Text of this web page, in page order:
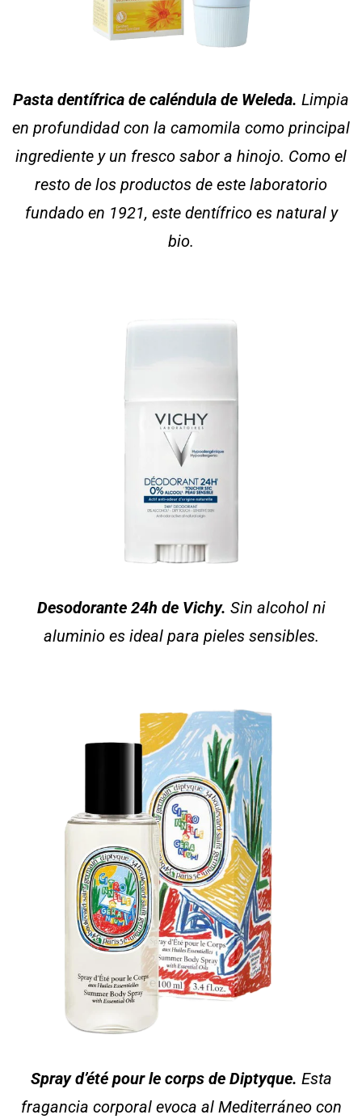
Pasta dentífrica de caléndula de Weleda. Limpia
en profundidad con la camomila como principal
ingrediente y un fresco sabor a hinojo. Como el
resto de los productos de este laboratorio
fundado en 1921, este dentífrico es natural y
bio.
Desodorante 24h de Vichy. Sin alcohol ni
aluminio es ideal para pieles sensibles.
Spray d’été pour le corps de Diptyque. Esta
fragancia corporal evoca al Mediterráneo con